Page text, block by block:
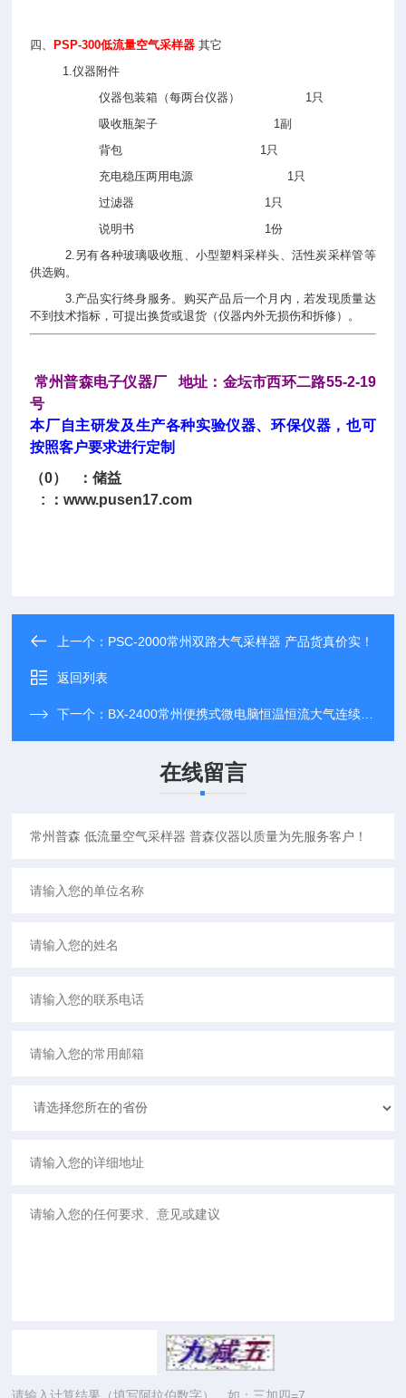
四、 PSP-300低流量空气采样器其它
1.仪器附件
仪器包装箱（每两台仪器）
1只
吸收瓶架子 1副
背包 1只
充电稳压两用电源 1只
过滤器 1只
说明书 1份
2.另有各种玻璃吸收瓶、小型塑料采样头、活性炭采样管等
供选购。
3.产品实行终身服务。购买产品后一个月内，若发现质量达
不到技术指标，可提出换货或退货（仪器内外无损伤和拆修）。
常州普森电子仪器厂 地址：金坛市西环二路55-2-19
号
本厂自主研发及生产各种实验仪器、环保仪器，也可
按照客户要求进行定制
（0） ：储益
: ：www.pusen17.com
上一个： PSC-2000常州双路大气采样器 产品货真价实！
返回列表
下一个： BX-2400常州便携式微电脑恒温恒流大气连续采样器
在线留言
请输入计算结果（填写阿拉伯数字），如：三加四=7